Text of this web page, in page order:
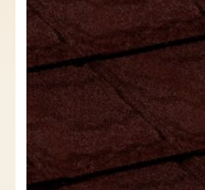
07 Солнце
Навіси з